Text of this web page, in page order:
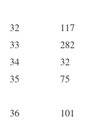
32
117
33
282
34
32
35
75
36
101